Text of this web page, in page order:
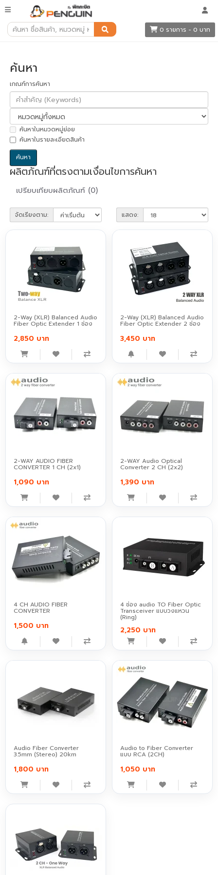
0 รายการ - 0 บาท
ค้นหา
ค้นหา
เกณฑ์การค้นหา
ค้นหาในหมวดหมู่ย่อย
ค้นหาในรายละเอียดสินค้า
ผลิตภัณฑ์ที่ตรงตามเงื่อนไขการค้นหา
เปรียบเทียบผลิตภัณฑ์ (0)
จัดเรียงตาม: แสดง:
2-Way (XLR) Balanced Audio
Fiber Optic Extender 1 ช่อง
2,850 บาท
2-Way (XLR) Balanced Audio
Fiber Optic Extender 2 ช่อง
3,450 บาท
2-WAY AUDIO FIBER
CONVERTER 1 CH (2x1)
1,090 บาท
2-WAY Audio Optical
Converter 2 CH (2x2)
1,390 บาท
4 CH AUDIO FIBER
CONVERTER
1,500 บาท
4 ช่อง audio TO Fiber Optic
Transceiver แบบวงแหวน
(Ring)
2,250 บาท
Audio Fiber Converter
3.5mm (Stereo) 20km
1,800 บาท
Audio to Fiber Converter
แบบ RCA (2CH)
1,050 บาท